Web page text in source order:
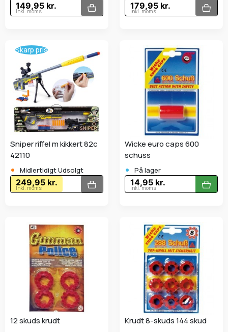
149,95 kr.
Inkl. moms
179,95 kr.
Inkl. moms
Skarp pris
Sniper riffel m kikkert 82c
42110
• Midlertidigt Udsolgt
249,95 kr.
Inkl. moms
Wicke euro caps 600
schuss
• På lager
14,95 kr.
Inkl. moms
12 skuds krudt Krudt 8-skuds 144 skud